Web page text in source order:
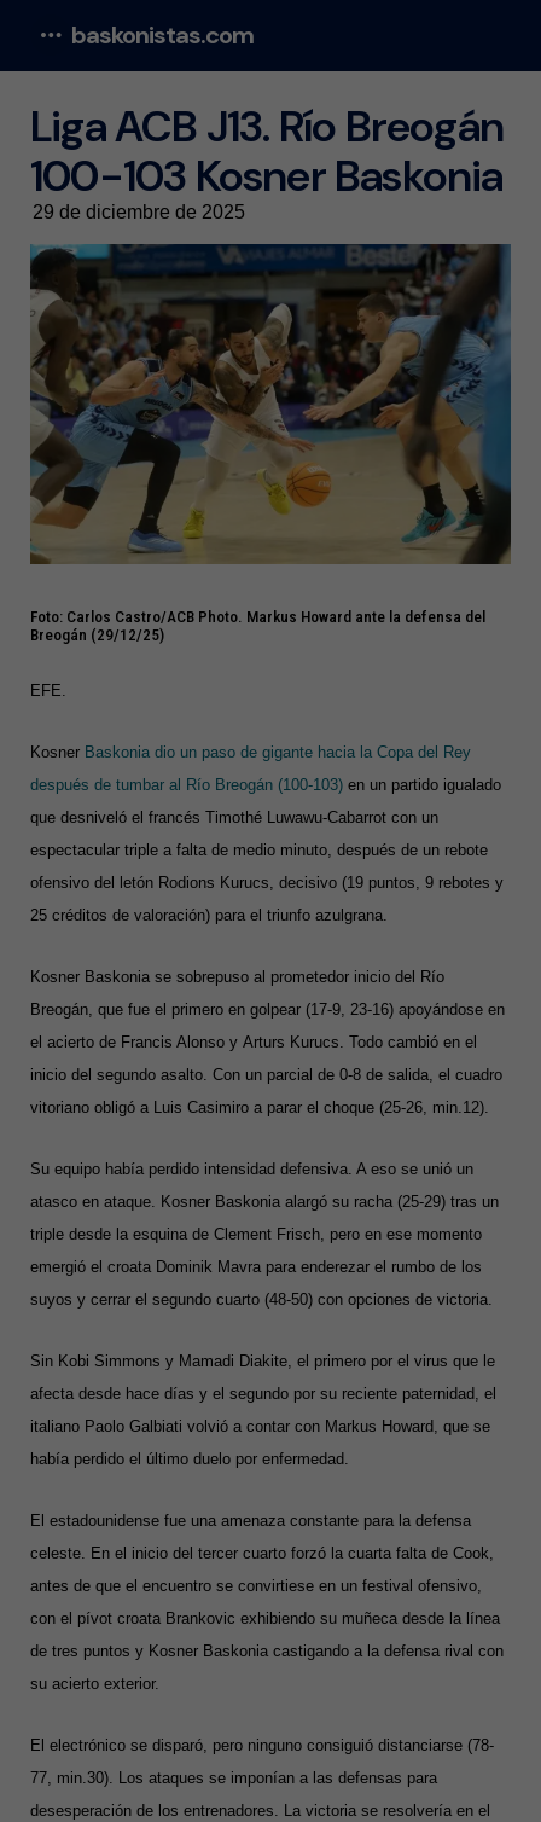
baskonistas.com
Liga ACB J13. Río Breogán
100-103 Kosner Baskonia
29 de diciembre de 2025
Foto: Carlos Castro/ACB Photo. Markus Howard ante la defensa del
Breogán (29/12/25)
EFE.
Kosner Baskonia dio un paso de gigante hacia la Copa del Rey
después de tumbar al Río Breogán (100-103) en un partido igualado
que desniveló el francés Timothé Luwawu-Cabarrot con un
espectacular triple a falta de medio minuto, después de un rebote
ofensivo del letón Rodions Kurucs, decisivo (19 puntos, 9 rebotes y
25 créditos de valoración) para el triunfo azulgrana.
Kosner Baskonia se sobrepuso al prometedor inicio del Río
Breogán, que fue el primero en golpear (17-9, 23-16) apoyándose en
el acierto de Francis Alonso y Arturs Kurucs. Todo cambió en el
inicio del segundo asalto. Con un parcial de 0-8 de salida, el cuadro
vitoriano obligó a Luis Casimiro a parar el choque (25-26, min.12).
Su equipo había perdido intensidad defensiva. A eso se unió un
atasco en ataque. Kosner Baskonia alargó su racha (25-29) tras un
triple desde la esquina de Clement Frisch, pero en ese momento
emergió el croata Dominik Mavra para enderezar el rumbo de los
suyos y cerrar el segundo cuarto (48-50) con opciones de victoria.
Sin Kobi Simmons y Mamadi Diakite, el primero por el virus que le
afecta desde hace días y el segundo por su reciente paternidad, el
italiano Paolo Galbiati volvió a contar con Markus Howard, que se
había perdido el último duelo por enfermedad.
El estadounidense fue una amenaza constante para la defensa
celeste. En el inicio del tercer cuarto forzó la cuarta falta de Cook,
antes de que el encuentro se convirtiese en un festival ofensivo,
con el pívot croata Brankovic exhibiendo su muñeca desde la línea
de tres puntos y Kosner Baskonia castigando a la defensa rival con
su acierto exterior.
El electrónico se disparó, pero ninguno consiguió distanciarse (78-
77, min.30). Los ataques se imponían a las defensas para
desesperación de los entrenadores. La victoria se resolvería en el